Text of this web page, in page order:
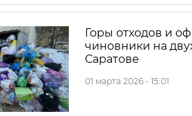
Горы отходов и
чиновники на
Саратове
01 марта 2026 - 15:01